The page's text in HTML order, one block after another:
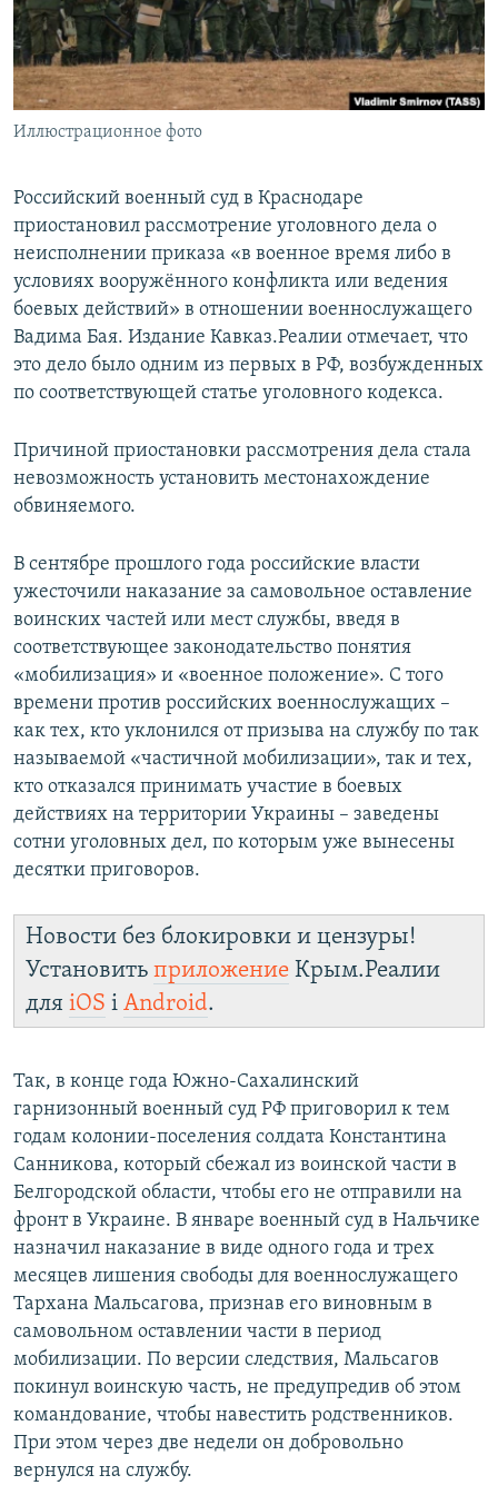
ПОБЕДИТЕЛЕЙ НЕ СУДЯТ?
КРЫМ.НЕПОКОРЕННЫЙ
ELIFBE
УКРАИНСКАЯ ПРОБЛЕМА КРЫМА
ПРИСОЕДИНЯЙТЕСЬ!
Иллюстрационное фото
Российский военный суд в Краснодаре
приостановил рассмотрение уголовного дела о
неисполнении приказа «в военное время либо в
условиях вооружённого конфликта или ведения
боевых действий» в отношении военнослужащего
Вадима Бая. Издание Кавказ.Реалии отмечает, что
это дело было одним из первых в РФ, возбужденных
по соответствующей статье уголовного кодекса.
Причиной приостановки рассмотрения дела стала
невозможность установить местонахождение
обвиняемого.
В сентябре прошлого года российские власти
ужесточили наказание за самовольное оставление
воинских частей или мест службы, введя в
соответствующее законодательство понятия
«мобилизация» и «военное положение». С того
времени против российских военнослужащих –
как тех, кто уклонился от призыва на службу по так
называемой «частичной мобилизации», так и тех,
кто отказался принимать участие в боевых
действиях на территории Украины – заведены
сотни уголовных дел, по которым уже вынесены
десятки приговоров.
Новости без блокировки и цензуры!
Установить приложение Крым.Реалии
для iOS і Android.
Так, в конце года Южно-Сахалинский
гарнизонный военный суд РФ приговорил к тем
годам колонии-поселения солдата Константина
Санникова, который сбежал из воинской части в
Белгородской области, чтобы его не отправили на
фронт в Украине. В январе военный суд в Нальчике
назначил наказание в виде одного года и трех
месяцев лишения свободы для военнослужащего
Тархана Мальсагова, признав его виновным в
самовольном оставлении части в период
мобилизации. По версии следствия, Мальсагов
покинул воинскую часть, не предупредив об этом
командование, чтобы навестить родственников.
При этом через две недели он добровольно
вернулся на службу.